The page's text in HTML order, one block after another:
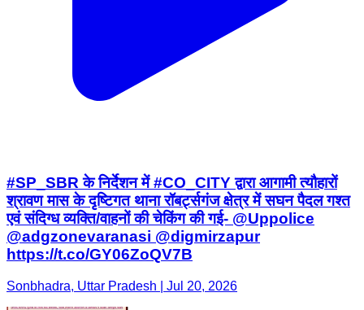
#SP_SBR के निर्देशन में #CO_CITY द्वारा आगामी त्यौहारों
श्रावण मास के दृष्टिगत थाना रॉबर्ट्सगंज क्षेत्र में सघन पैदल गश्त
एवं संदिग्ध व्यक्ति/वाहनों की चेकिंग की गई- @Uppolice
@adgzonevaranasi @digmirzapur
https://t.co/GY06ZoQV7B
Sonbhadra, Uttar Pradesh | Jul 20, 2026